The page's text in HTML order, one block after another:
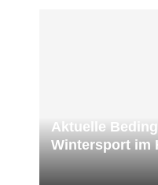
Aktuelle
Wintersport im